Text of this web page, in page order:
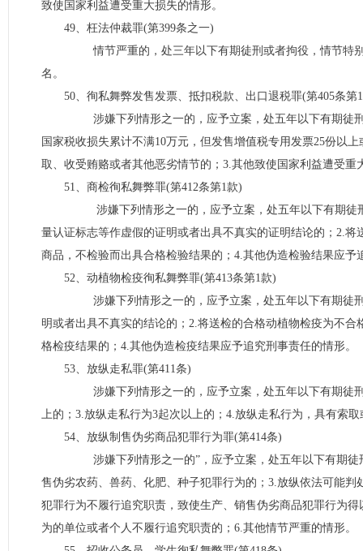
致使国家利益遭受重大损失的情形。
49、枉法仲裁罪(第399条之一)
情节严重的，处三年以下有期徒刑或者拘役，情节特别
名。
50、徇私舞弊发售发票、抵扣税款、出口退税罪(第405条第
涉嫌下列情形之一的，应予立案，处五年以下有期徒刑
国家税收损失累计不满10万元，但发售增值税专用发票25份以
取、收受贿赂或者其他恶劣情节的；3.其他致使国家利益遭受重
51、商检徇私舞弊罪(第412条第1款)
涉嫌下列情形之一的，应予立案，处五年以下有期徒刑
量认证标志等作虚假的证明或者出具不真实的证明结论的；2.
商品，不检验而出具合格检验结果的；4.其他伪造检验结果应予
52、动植物检疫徇私舞弊罪(第413条第1款)
涉嫌下列情形之一的，应予立案，处五年以下有期徒刑
明或者出具不真实的结论的；2.将送检的合格动植物检疫为不
格检疫结果的；4.其他伪造检疫结果应予追究刑事责任的情形。
53、放纵走私罪(第411条)
涉嫌下列情形之一的，应予立案，处五年以下有期徒刑
上的；3.放纵走私行为3起次以上的；4.放纵走私行为，具有索
54、放纵制售伪劣商品犯罪行为罪(第414条)
涉嫌下列情形之一的”，应予立案，处五年以下有期徒
售伪劣农药、兽药、化肥、种子犯罪行为的；3.放纵依法可能
犯罪行为不履行追究职责，致使生产、销售伪劣商品犯罪行为
为的单位或者个人不履行追究职责的；6.其他情节严重的情形